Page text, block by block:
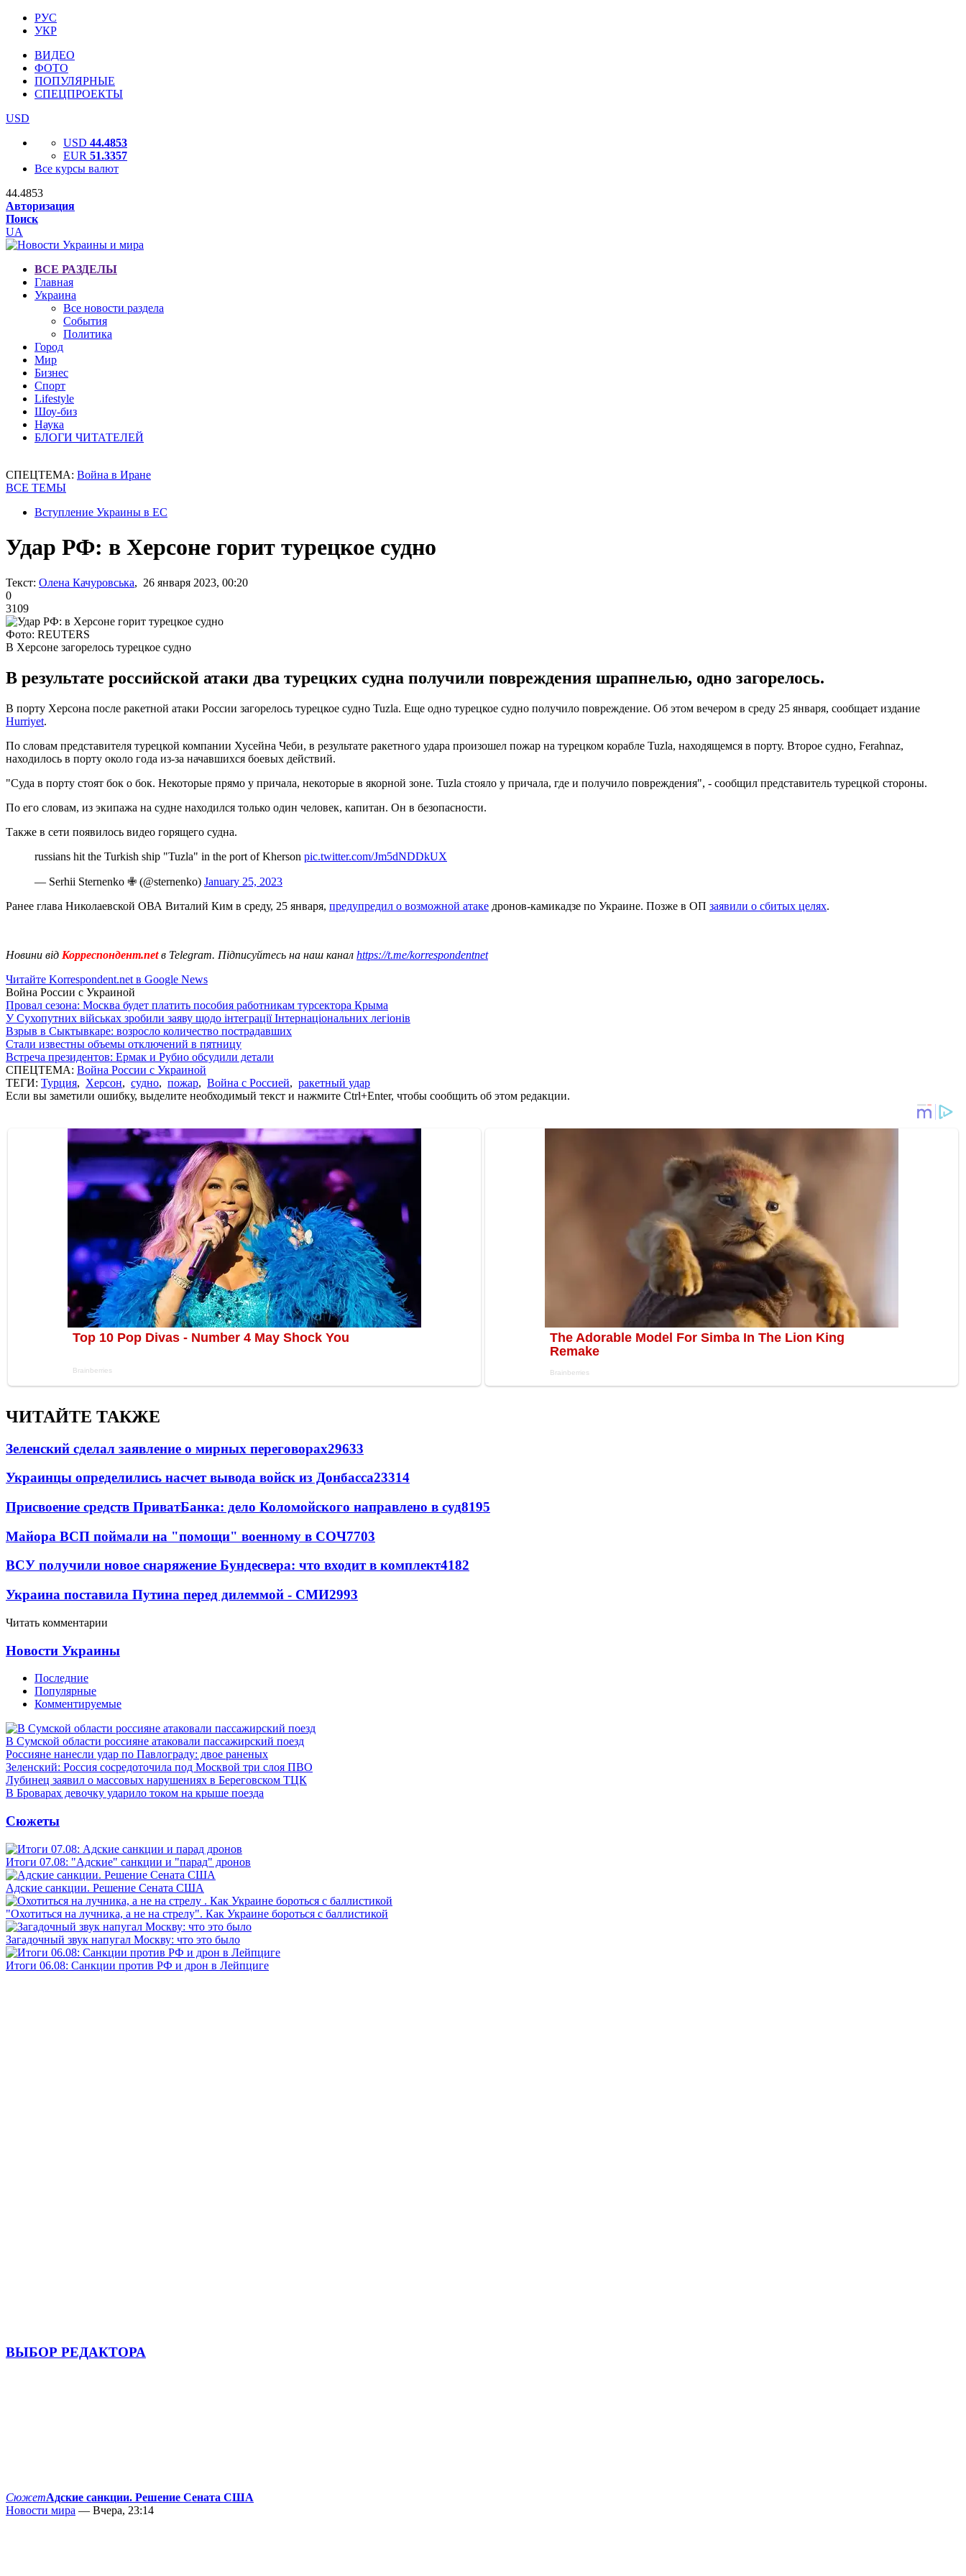
РУС
УКР
ВИДЕО
ФОТО
ПОПУЛЯРНЫЕ
СПЕЦПРОЕКТЫ
USD
USD 44.4853
EUR 51.3357
Все курсы валют
44.4853
Авторизация
Поиск
UA
ВСЕ РАЗДЕЛЫ
Главная
Украина
Все новости раздела
События
Политика
Город
Мир
Бизнес
Спорт
Lifestyle
Шоу-биз
Наука
БЛОГИ ЧИТАТЕЛЕЙ
СПЕЦТЕМА: Война в Иране
ВСЕ ТЕМЫ
Вступление Украины в ЕС
Удар РФ: в Херсоне горит турецкое судно
Текст: Олена Качуровська, 26 января 2023, 00:20
0
3109
Фото: REUTERS
В Херсоне загорелось турецкое судно
В результате российской атаки два турецких судна получили повреждения шрапнелью, одно загорелось.
В порту Херсона после ракетной атаки России загорелось турецкое судно Tuzla. Еще одно турецкое судно получило повреждение. Об этом вечером в среду 25 января, сообщает издание
Hurriyet.
По словам представителя турецкой компании Хусейна Чеби, в результате ракетного удара произошел пожар на турецком корабле Tuzla, находящемся в порту. Второе судно, Ferahnaz,
находилось в порту около года из-за начавшихся боевых действий.
"Суда в порту стоят бок о бок. Некоторые прямо у причала, некоторые в якорной зоне. Tuzla стояло у причала, где и получило повреждения", - сообщил представитель турецкой стороны.
По его словам, из экипажа на судне находился только один человек, капитан. Он в безопасности.
Также в сети появилось видео горящего судна.
russians hit the Turkish ship "Tuzla" in the port of Kherson pic.twitter.com/Jm5dNDDkUX
— Serhii Sternenko ✙ (@sternenko) January 25, 2023
Ранее глава Николаевской ОВА Виталий Ким в среду, 25 января, предупредил о возможной атаке дронов-камикадзе по Украине. Позже в ОП заявили о сбитых целях.
Новини від Корреспондент.netв Telegram. Підписуйтесь на наш канал https://t.me/korrespondentnet
Читайте Korrespondent.net в Google News
Война России с Украиной
Провал сезона: Москва будет платить пособия работникам турсектора Крыма
У Сухопутних військах зробили заяву щодо інтеграції Інтернаціональних легіонів
Взрыв в Сыктывкаре: возросло количество пострадавших
Стали известны объемы отключений в пятницу
Встреча президентов: Ермак и Рубио обсудили детали
СПЕЦТЕМА: Война России с Украиной
ТЕГИ: Турция, Херсон, судно, пожар, Война с Россией, ракетный удар
Если вы заметили ошибку, выделите необходимый текст и нажмите Ctrl+Enter, чтобы сообщить об этом редакции.
ЧИТАЙТЕ ТАКЖЕ
Зеленский сделал заявление о мирных переговорах29633
Украинцы определились насчет вывода войск из Донбасса23314
Присвоение средств ПриватБанка: дело Коломойского направлено в суд8195
Майора ВСП поймали на "помощи" военному в СОЧ7703
ВСУ получили новое снаряжение Бундесвера: что входит в комплект4182
Украина поставила Путина перед дилеммой - СМИ2993
Читать комментарии
Новости Украины
Последние
Популярные
Комментируемые
В Сумской области россияне атаковали пассажирский поезд
Россияне нанесли удар по Павлограду: двое раненых
Зеленский: Россия сосредоточила под Москвой три слоя ПВО
Лубинец заявил о массовых нарушениях в Береговском ТЦК
В Броварах девочку ударило током на крыше поезда
Сюжеты
Итоги 07.08: "Адские" санкции и "парад" дронов
Адские санкции. Решение Сената США
"Охотиться на лучника, а не на стрелу". Как Украине бороться с баллистикой
Загадочный звук напугал Москву: что это было
Итоги 06.08: Санкции против РФ и дрон в Лейпциге
ВЫБОР РЕДАКТОРА
СюжетАдские санкции. Решение Сената США
Новости мира — Вчера, 23:14